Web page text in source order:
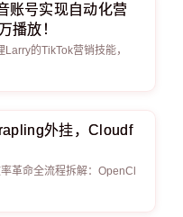
账号实现自动化营
播放！
的TikTok营销技能，
外挂，Cloudf
革命全流程拆解：OpenCl